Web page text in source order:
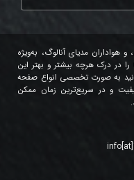
مدیای آنالوگ، به‌ویژه
در درک هرچه بیشتر و بهتر این
به صورت تخصصی انواع صفحه
و در سریع‌ترین زمان ممکن